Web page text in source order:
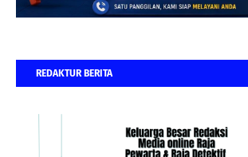
REDAKTUR BERITA